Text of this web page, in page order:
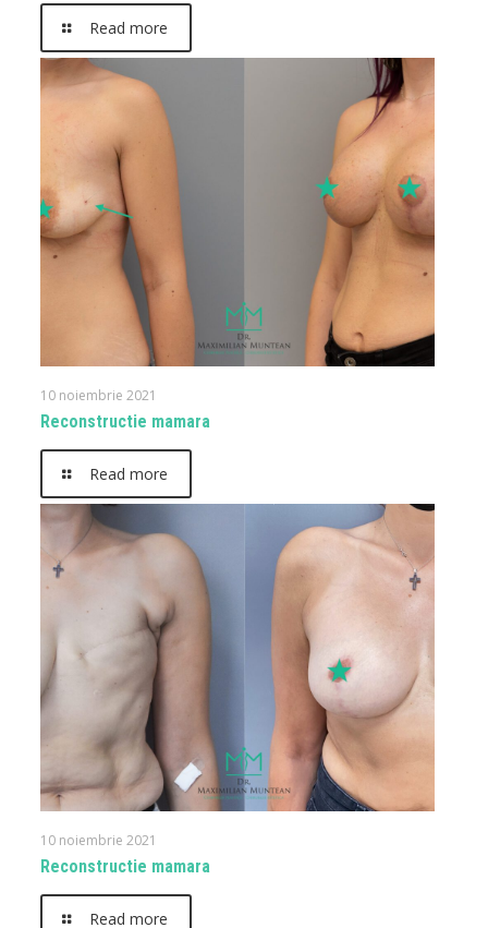
Read more
10 noiembrie 2021
Reconstructie mamara
Read more
10 noiembrie 2021
Reconstructie mamara
Read more